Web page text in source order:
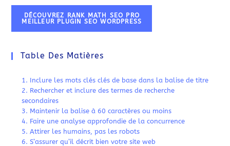
DÉCOUVREZ RANK MATH SEO PRO
MEILLEUR PLUGIN SEO WORDPRESS
Table Des Matières
1. Inclure les mots clés clés de base dans la balise de titre
2. Rechercher et inclure des termes de recherche
secondaires
3. Maintenir la balise à 60 caractères ou moins
4. Faire une analyse approfondie de la concurrence
5. Attirer les humains, pas les robots
6. S’assurer qu’il décrit bien votre site web